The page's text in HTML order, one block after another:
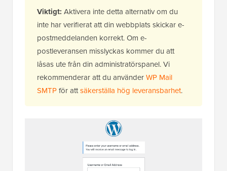
Viktigt: Aktivera inte detta alternativ om du
inte har verifierat att din webbplats skickar e-
postmeddelanden korrekt. Om e-
postleveransen misslyckas kommer du att
låsas ute från din administratörspanel. Vi
rekommenderar att du använderWP Mail
SMTPför attsäkerställa hög leveransbarhet.